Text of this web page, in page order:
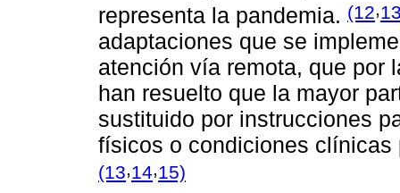
representa la pandemia. (12
adaptaciones que se
atención vía remota, que por
han resuelto que la mayor
sustituido por instrucciones
físicos o condiciones
(13,14,15)